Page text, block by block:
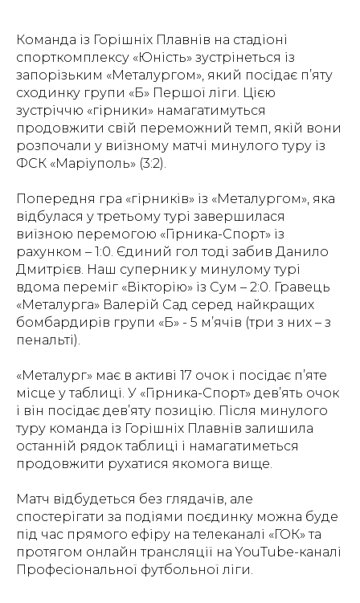
Команда із Горішніх Плавнів на стадіоні
спорткомплексу «Юність» зустрінеться із
запорізьким «Металургом», який посідає п’яту
сходинку групи «Б» Першої ліги. Цією
зустріччю «гірники» намагатимуться
продовжити свій переможний темп, якій вони
розпочали у виїзному матчі минулого туру із
ФСК «Маріуполь» (3:2).
Попередня гра «гірників» із «Металургом», яка
відбулася у третьому турі завершилася
виїзною перемогою «Гірника-Спорт» із
рахунком – 1:0. Єдиний гол тоді забив Данило
Дмитрієв. Наш суперник у минулому турі
вдома переміг «Вікторію» із Сум – 2:0. Гравець
«Металурга» Валерій Сад серед найкращих
бомбардирів групи «Б» - 5 м’ячів (три з них – з
пенальті).
«Металург» має в активі 17 очок і посідає п’яте
місце у таблиці. У «Гірника-Спорт» дев’ять очок
і він посідає дев’яту позицію. Після минулого
туру команда із Горішніх Плавнів залишила
останній рядок таблиці і намагатиметься
продовжити рухатися якомога вище.
Матч відбудеться без глядачів, але
спостерігати за подіями поєдинку можна буде
під час прямого ефіру на телеканалі «ГОК» та
протягом онлайн трансляції на YouTube-каналі
Професіональної футбольної ліги.